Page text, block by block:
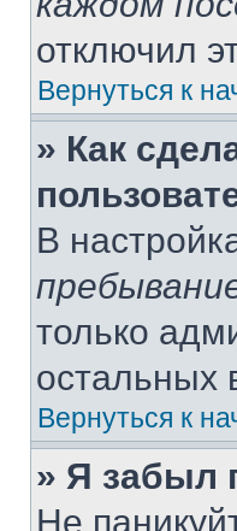
отключил
Вернуться к
» Как
В
только
остальных
Вернуться к
» Я забыл
Не